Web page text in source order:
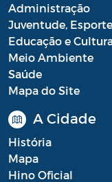
JARI - Junta
Administração
Juventude,
Educação e
Meio Ambiente
Saúde
Mapa do Site
A Cidade
História
Mapa
Hino Oficial